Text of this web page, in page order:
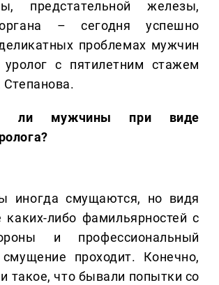
предстательной железы,
– сегодня успешно
проблемах мужчин
уролог с пятилетним стажем
ли мужчины при виде
иногда смущаются, но видя
каких-либо фамильярностей с
и профессиональный
проходит. Конечно,
такое, что бывали попытки со